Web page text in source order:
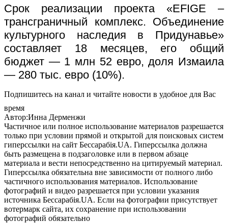
Срок реализации проекта «EFIGE –
трансграничный комплекс. Объединение
культурного наследия в Придунавье»
составляет 18 месяцев, его общий
бюджет — 1 млн 52 евро, доля Измаила
— 280 тыс. евро (10%).
Подпишитесь на канал и читайте новости в удобное для Вас
время
Автор:Инна Дерменжи
Частичное или полное использование материалов разрешается
только при условии прямой и открытой для поисковых систем
гиперссылки на сайт Бессарабія.UA. Гиперссылка должна
быть размещена в подзаголовке или в первом абзаце
материала и вести непосредственно на цитируемый материал.
Гиперссылка обязательна вне зависимости от полного либо
частичного использования материалов. Использование
фотографий и видео разрешается при условии указания
источника Бессарабія.UA. Если на фотографии присутствует
вотермарк сайта, их сохранение при использовании
фотографий обязательно